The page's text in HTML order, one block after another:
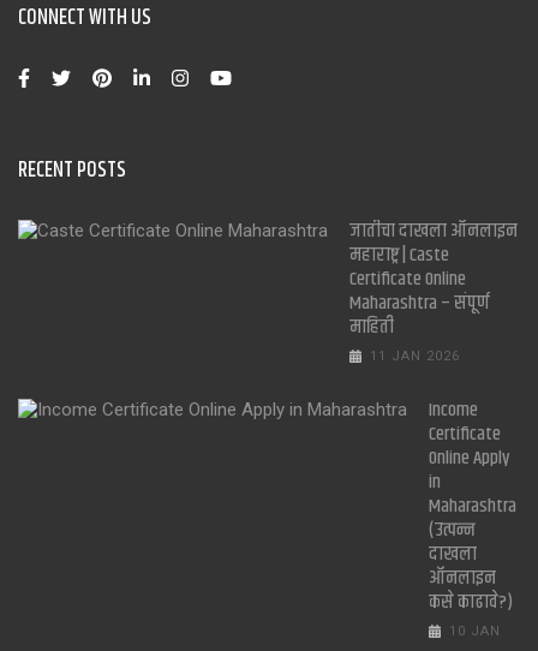
CONNECT WITH US
RECENT POSTS
जातीचा दाखला ऑनलाइन
महाराष्ट्र | Caste
Certificate Online
Maharashtra – संपूर्ण
माहिती
11 JAN 2026
Income
Certificate
Online Apply
in
Maharashtra
(उत्पन्न
दाखला
ऑनलाइन
कसे काढावे?)
10 JAN